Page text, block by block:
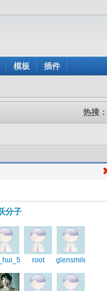
模板 插件
热搜：